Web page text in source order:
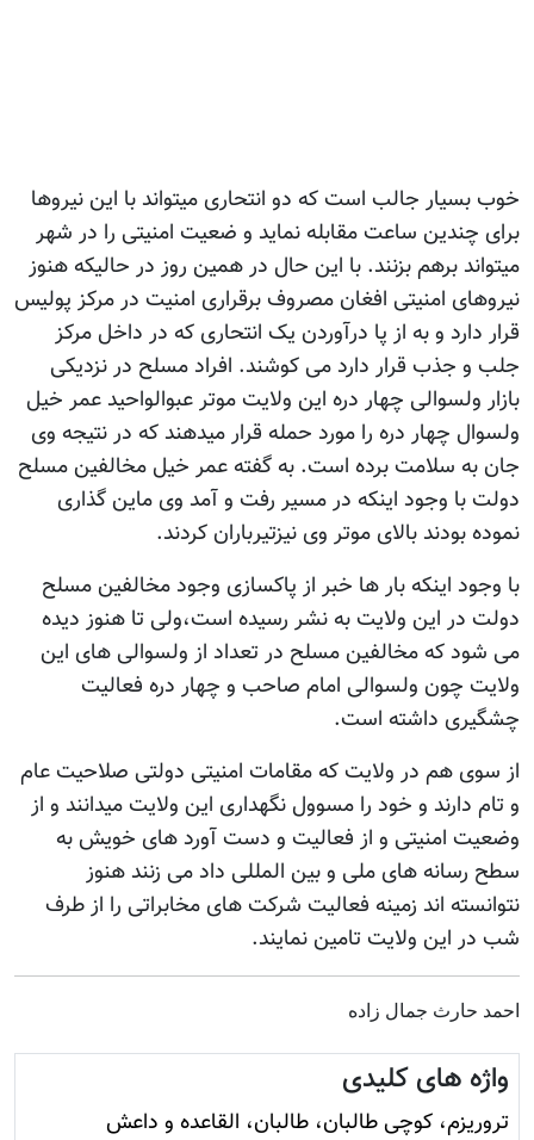
خوب بسیار جالب است که دو انتحاری میتواند با این نیروها
برای چندین ساعت مقابله نماید و ضعیت امنیتی را در شهر
میتواند برهم بزنند. با این حال در همین روز در حالیکه هنوز
نیروهای امنیتی افغان مصروف برقراری امنیت در مرکز پولیس
قرار دارد و به از پا درآوردن یک انتحاری که در داخل مرکز
جلب و جذب قرار دارد می کوشند. افراد مسلح در نزدیکی
بازار ولسوالی چهار دره این ولایت موتر عبوالواحید عمر خیل
ولسوال چهار دره را مورد حمله قرار میدهند که در نتیجه وی
جان به سلامت برده است. به گفته عمر خیل مخالفین مسلح
دولت با وجود اینکه در مسیر رفت و آمد وی ماین گذاری
نموده بودند بالای موتر وی نیزتیرباران کردند.
با وجود اینکه بار ها خبر از پاکسازی وجود مخالفین مسلح
دولت در این ولایت به نشر رسیده است،ولی تا هنوز دیده
می شود که مخالفین مسلح در تعداد از ولسوالی های این
ولایت چون ولسوالی امام صاحب و چهار دره فعالیت
چشگیری داشته است.
از سوی هم در ولایت که مقامات امنیتی دولتی صلاحیت عام
و تام دارند و خود را مسوول نگهداری این ولایت میدانند و از
وضعیت امنیتی و از فعالیت و دست آورد های خویش به
سطح رسانه های ملی و بین المللی داد می زنند هنوز
نتوانسته اند زمینه فعالیت شرکت های مخابراتی را از طرف
شب در این ولایت تامین نمایند.
احمد حارث جمال زاده
واژه های کلیدی
تروريزم، کوچی طالبان، طالبان، القاعده و داعش